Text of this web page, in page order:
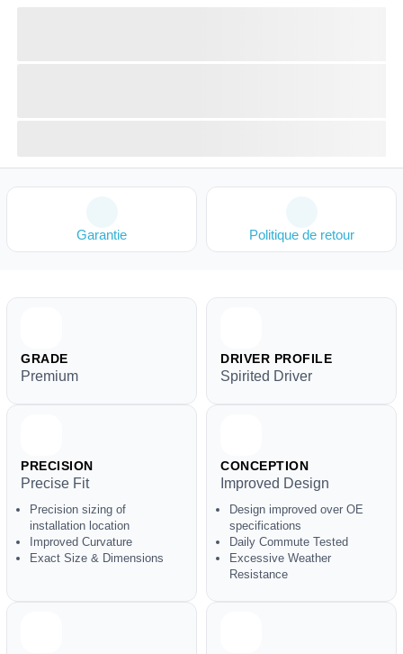
Garantie Politique de retour
GRADE
Premium
DRIVER PROFILE
Spirited Driver
PRECISION
Precise Fit
Precision sizing of
installation location
Improved Curvature
Exact Size & Dimensions
CONCEPTION
Improved Design
Design improved over OE
specifications
Daily Commute Tested
Excessive Weather
Resistance